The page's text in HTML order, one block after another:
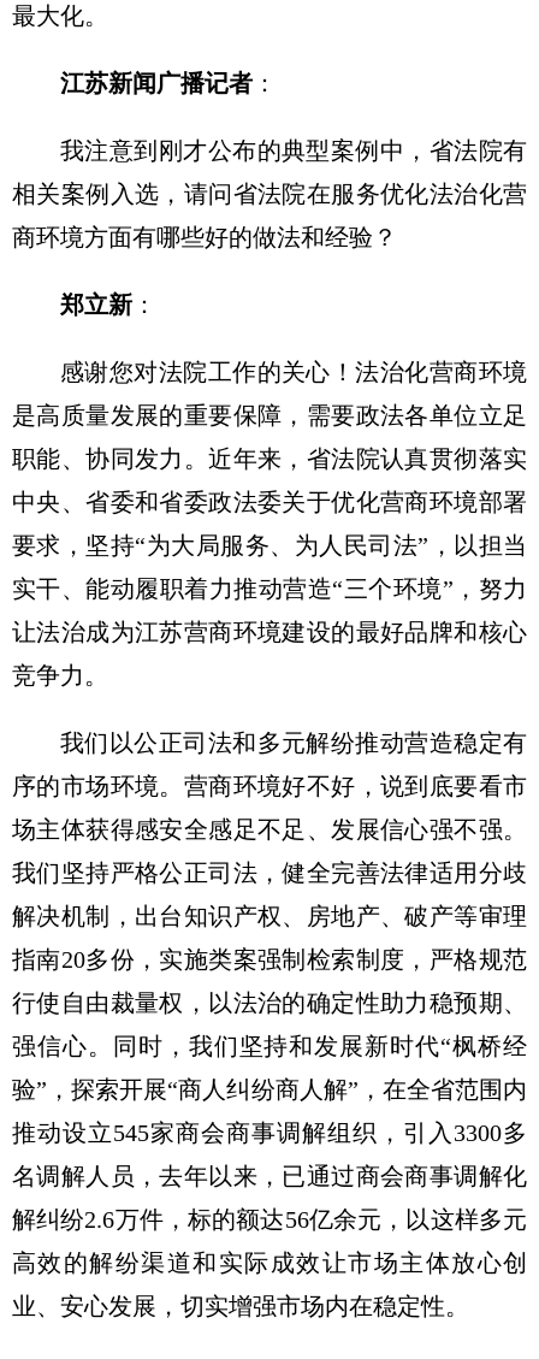
最大化。
江苏新闻广播记者 ：
我注意到刚才公布的典型案例中，省法院有
相关案例入选，请问省法院在服务优化法治化营
商环境方面有哪些好的做法和经验？
郑立新 ：
感谢您对法院工作的关心！法治化营商环境
是高质量发展的重要保障，需要政法各单位立足
职能、协同发力。近年来，省法院认真贯彻落实
中央、省委和省委政法委关于优化营商环境部署
要求，坚持“为大局服务、为人民司法”，以担当
实干、能动履职着力推动营造“三个环境”，努力
让法治成为江苏营商环境建设的最好品牌和核心
竞争力。
我们以公正司法和多元解纷推动营造稳定有
序的市场环境。营商环境好不好，说到底要看市
场主体获得感安全感足不足、发展信心强不强。
我们坚持严格公正司法，健全完善法律适用分歧
解决机制，出台知识产权、房地产、破产等审理
指南20多份，实施类案强制检索制度，严格规范
行使自由裁量权，以法治的确定性助力稳预期、
强信心。同时，我们坚持和发展新时代“枫桥经
验”，探索开展“商人纠纷商人解”，在全省范围内
推动设立545家商会商事调解组织，引入3300多
名调解人员，去年以来，已通过商会商事调解化
解纠纷2.6万件，标的额达56亿余元，以这样多元
高效的解纷渠道和实际成效让市场主体放心创
业、安心发展，切实增强市场内在稳定性。